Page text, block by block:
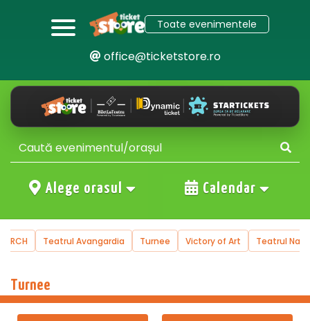
Toate evenimentele
office@ticketstore.ro
Alege orasul Calendar
Avangardia Turnee Victory of Art Teatrul National de
Turnee